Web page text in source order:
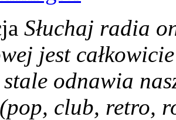
Słuchaj radia
jest
stale odnawia
club, retro,